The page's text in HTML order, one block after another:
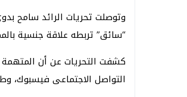
وتوصلت تحريات الرائد سامح
“سائق” تربطه علاقة جنسية
كشفت التحريات عن أن
التواصل الاجتماعى فيسبوك،